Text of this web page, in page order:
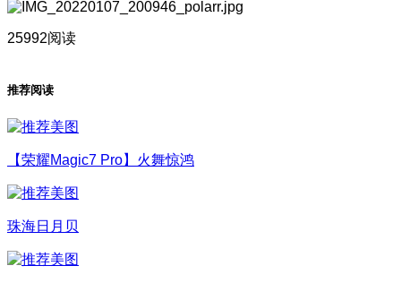
25992阅读
推荐阅读
【荣耀Magic7 Pro】火舞惊鸿
珠海日月贝